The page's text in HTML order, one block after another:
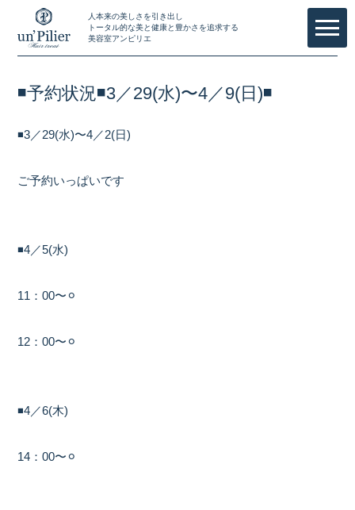
人本来の美しさを引き出し
トータル的な美と健康と豊かさを追求する
美容室アンピリエ
◾️予約状況◾️3／29(水)〜4／9(日)◾️
◾️3／29(水)〜4／2(日)
ご予約いっぱいです
◾️4／5(水)
11：00〜⚪︎
12：00〜⚪︎
◾️4／6(木)
14：00〜⚪︎